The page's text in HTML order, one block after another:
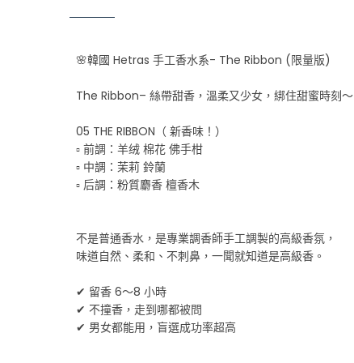
🌸韓國 Hetras 手工香水系- The Ribbon (限量版)
The Ribbon– 絲帶甜香，溫柔又少女，綁住甜蜜時刻～
05 THE RIBBON（ 新香味！）
▫️ 前調：羊绒 棉花 佛手柑
▫️ 中調：茉莉 鈴蘭
▫️ 后調：粉質麝香 檀香木
不是普通香水，是專業調香師手工調製的高級香氛，
味道自然、柔和、不刺鼻，一聞就知道是高級香。
✔ 留香 6～8 小時
✔ 不撞香，走到哪都被問
✔ 男女都能用，盲選成功率超高